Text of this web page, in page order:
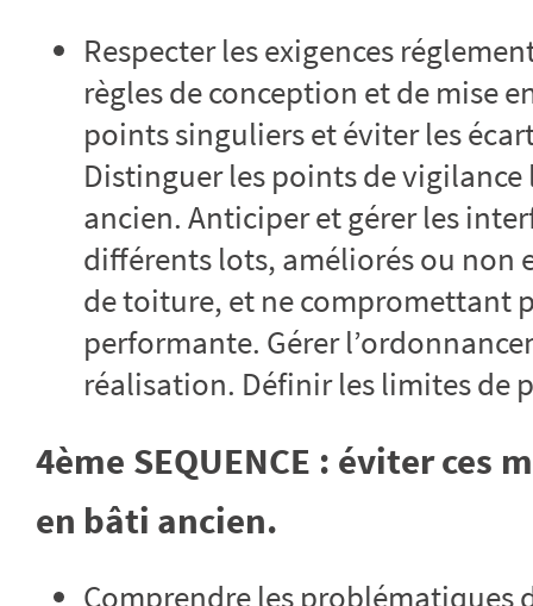
Respecter les exigences
règles de conception et de mise
points singuliers et éviter les
Distinguer les points de
ancien. Anticiper et gérer les
différents lots, améliorés ou non
de toiture, et ne compromettant
performante. Gérer
réalisation. Définir les limites de
4ème SEQUENCE : éviter ces
en bâti ancien.
Comprendre les problématiques